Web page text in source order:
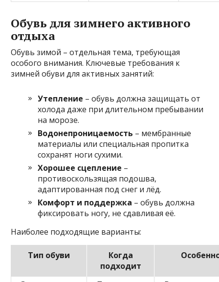
Обувь для зимнего активного
отдыха
Обувь зимой – отдельная тема, требующая
особого внимания. Ключевые требования к
зимней обуви для активных занятий:
Утепление – обувь должна защищать от
холода даже при длительном пребывании
на морозе.
Водонепроницаемость – мембранные
материалы или специальная пропитка
сохранят ноги сухими.
Хорошее сцепление –
противоскользящая подошва,
адаптированная под снег и лёд.
Комфорт и поддержка – обувь должна
фиксировать ногу, не сдавливая её.
Наиболее подходящие варианты:
Тип обуви
Когда
подходит